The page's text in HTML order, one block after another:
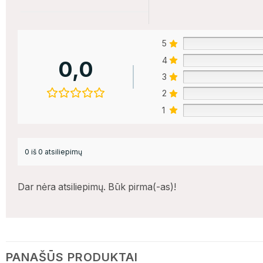
0,0
5
4
3
2
1
0 iš 0 atsiliepimų
Dar nėra atsiliepimų. Būk pirma(-as)!
PANAŠŪS PRODUKTAI
DEJA...
KITĄ KARTĄ